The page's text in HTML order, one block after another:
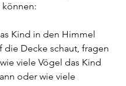
können:
Kind in den Himmel
die Decke schaut, fragen
viele Vögel das Kind
oder wie viele